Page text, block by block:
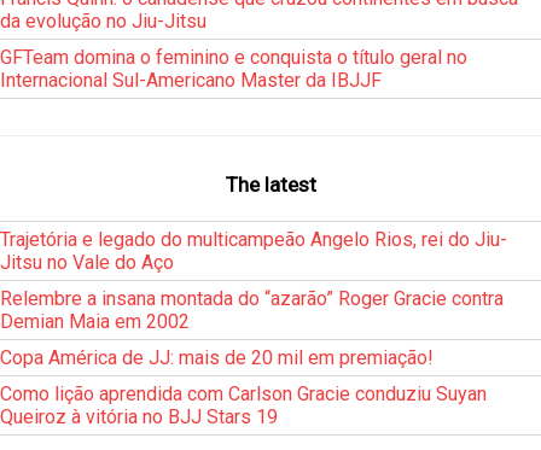
da evolução no Jiu-Jitsu
GFTeam domina o feminino e conquista o título geral no
Internacional Sul-Americano Master da IBJJF
The latest
Trajetória e legado do multicampeão Angelo Rios, rei do Jiu-
Jitsu no Vale do Aço
Relembre a insana montada do “azarão” Roger Gracie contra
Demian Maia em 2002
Copa América de JJ: mais de 20 mil em premiação!
Como lição aprendida com Carlson Gracie conduziu Suyan
Queiroz à vitória no BJJ Stars 19